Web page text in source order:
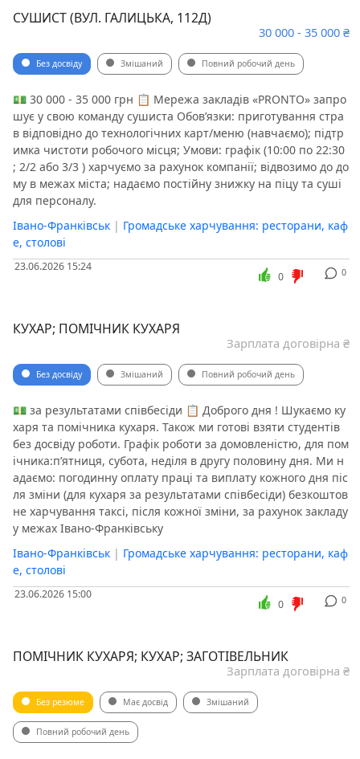
СУШИСТ (ВУЛ. ГАЛИЦЬКА, 112Д)
30 000 - 35 000 ₴
Без досвіду Змішаний Повний робочий день
💵 30 000 - 35 000 грн 📋 Мережа закладів «PRONTO» запро
шує у свою команду сушиста Обов’язки: приготування стра
в відповідно до технологічних карт/меню (навчаємо); підтр
имка чистоти робочого місця; Умови: графік (10:00 по 22:30
; 2/2 або 3/3 ) харчуємо за рахунок компанії; відвозимо до до
му в межах міста; надаємо постійну знижку на піцу та суші
для персоналу.
Івано-Франківськ | Громадське харчування: ресторани, каф
е, столові
23.06.2026 15:24 0
0
КУХАР; ПОМІЧНИК КУХАРЯ
Зарплата договірна ₴
Без досвіду Змішаний Повний робочий день
💵 за результатами співбесіди 📋 Доброго дня ! Шукаємо ку
харя та помічника кухаря. Також ми готові взяти студентів
без досвіду роботи. Графік роботи за домовленістю, для пом
ічника:пʼятниця, субота, неділя в другу половину дня. Ми н
адаємо: погодинну оплату праці та виплату кожного дня піс
ля зміни (для кухаря за результатами співбесіди) безкоштов
не харчування таксі, після кожної зміни, за рахунок закладу
у межах Івано-Франківську
Івано-Франківськ | Громадське харчування: ресторани, каф
е, столові
23.06.2026 15:00 0
0
ПОМІЧНИК КУХАРЯ; КУХАР; ЗАГОТІВЕЛЬНИК
Зарплата договірна ₴
Без резюме Має досвід Змішаний
Повний робочий день